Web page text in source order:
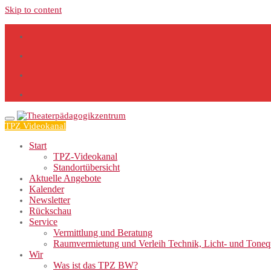
Skip to content
TPZ Videokanal
Start
TPZ-Videokanal
Standortübersicht
Aktuelle Angebote
Kalender
Newsletter
Rückschau
Service
Vermittlung und Beratung
Raumvermietung und Verleih Technik, Licht- und
Wir
Was ist das TPZ BW?